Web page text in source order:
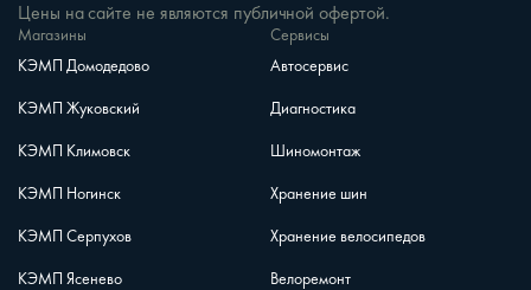
Магазины
КЭМП Домодедово
КЭМП Жуковский
КЭМП Климовск
КЭМП Ногинск
КЭМП Серпухов
КЭМП Ясенево
Сервисы
Автосервис
Диагностика
Шиномонтаж
Хранение шин
Хранение велосипедов
Велоремонт
Цены на сайте не являются публичной офертой.